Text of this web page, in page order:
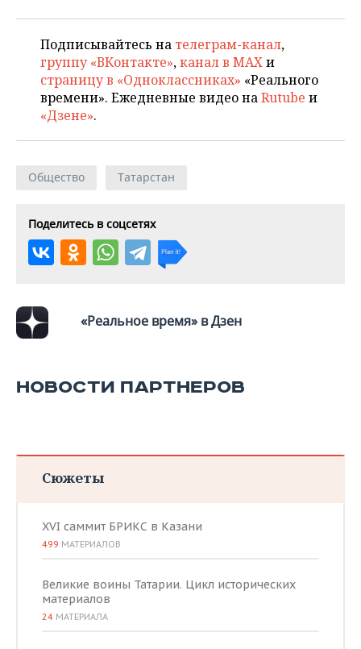
Подписывайтесь на телеграм-канал,
группу «ВКонтакте»,канал в MAXи
страницу в «Одноклассниках» «Реального
времени». Ежедневные видео наRutube и
«Дзене».
Общество Татарстан
Поделитесь в соцсетях
«Реальное время» в Дзен
НОВОСТИ ПАРТНЕРОВ
Сюжеты
XVI саммит БРИКС в Казани
499 МАТЕРИАЛОВ
Великие воины Татарии. Цикл исторических
материалов
24 МАТЕРИАЛА